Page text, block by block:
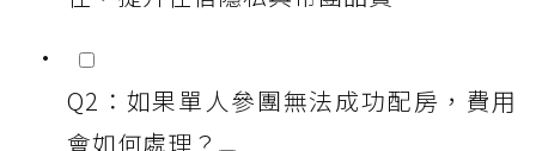
Q2：如果單人參團無法成功配房，費用
會如何處理？